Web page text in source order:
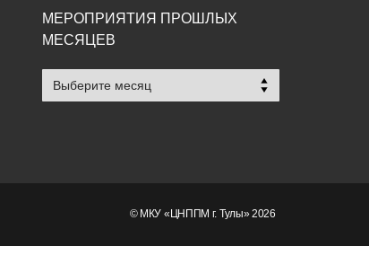
МЕРОПРИЯТИЯ ПРОШЛЫХ
МЕСЯЦЕВ
Мероприятия
прошлых
© МКУ «ЦНППМ г. Тулы» 2026